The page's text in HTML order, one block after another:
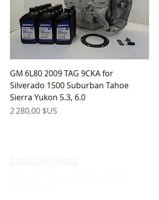
GM 6L80 2009 TAG 9CKA for
Silverado 1500 Suburban Tahoe
Sierra Yukon 5.3, 6.0
Prix
2 280,00 $US